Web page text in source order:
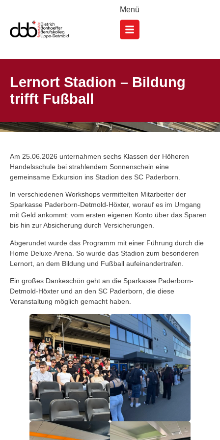
Menü
Lernort Stadion – Bildung
trifft Fußball
Am 25.06.2026 unternahmen sechs Klassen der Höheren
Handelsschule bei strahlendem Sonnenschein eine
gemeinsame Exkursion ins Stadion des SC Paderborn.
In verschiedenen Workshops vermittelten Mitarbeiter der
Sparkasse Paderborn-Detmold-Höxter, worauf es im Umgang
mit Geld ankommt: vom ersten eigenen Konto über das Sparen
bis hin zur Absicherung durch Versicherungen.
Abgerundet wurde das Programm mit einer Führung durch die
Home Deluxe Arena. So wurde das Stadion zum besonderen
Lernort, an dem Bildung und Fußball aufeinandertrafen.
Ein großes Dankeschön geht an die Sparkasse Paderborn-
Detmold-Höxter und an den SC Paderborn, die diese
Veranstaltung möglich gemacht haben.